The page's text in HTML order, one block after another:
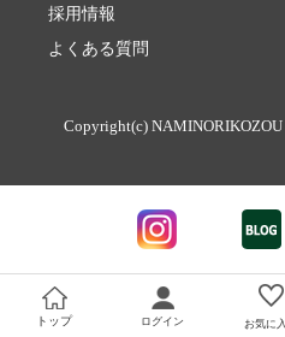
採用情報
よくある質問
Copyright(c) NAMINORIKOZOU
トップ ログイン お気に